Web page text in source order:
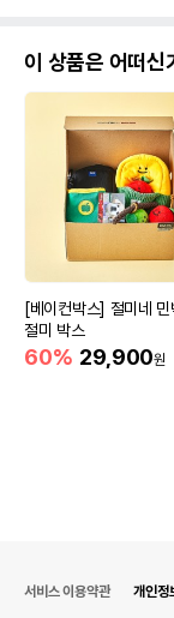
이 상품은 어떠신
[베이컨박스] 절미네
절미 박스
60% 29,900원
서비스 이용약관 개인정